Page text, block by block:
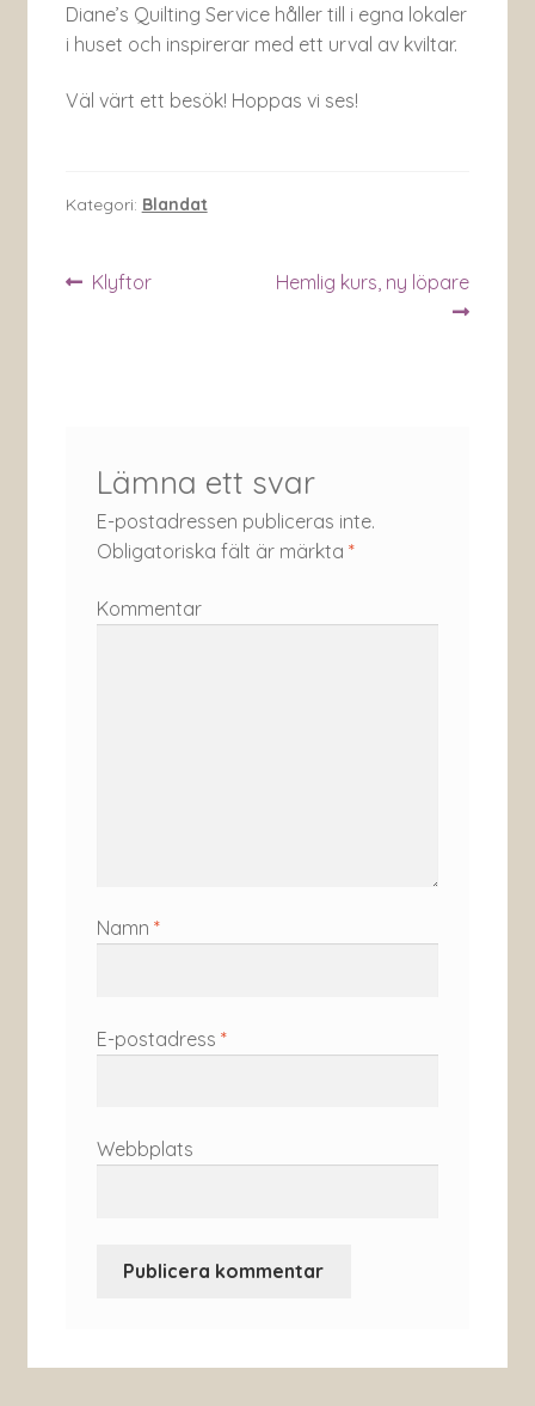
Diane’s Quilting Service håller till i egna lokaler
i huset och inspirerar med ett urval av kviltar.
Väl värt ett besök! Hoppas vi ses!
Kategori: Blandat
Inläggsnavigering
Föregående
Klyftor
Nästa
Hemlig kurs, ny löpare
Lämna ett svar
E-postadressen publiceras inte.
Obligatoriska fält är märkta *
Kommentar
Namn *
E-postadress *
Webbplats